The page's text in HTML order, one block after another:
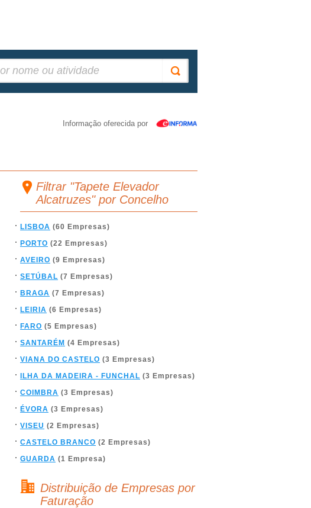
Informação oferecida por
Filtrar "Tapete Elevador
Alcatruzes" por Concelho
LISBOA (60 Empresas)
PORTO (22 Empresas)
AVEIRO (9 Empresas)
SETÚBAL (7 Empresas)
BRAGA (7 Empresas)
LEIRIA (6 Empresas)
FARO (5 Empresas)
SANTARÉM (4 Empresas)
VIANA DO CASTELO (3 Empresas)
ILHA DA MADEIRA - FUNCHAL (3 Empresas)
COIMBRA (3 Empresas)
ÉVORA (3 Empresas)
VISEU (2 Empresas)
CASTELO BRANCO (2 Empresas)
GUARDA (1 Empresa)
Distribuição de Empresas por
Faturação